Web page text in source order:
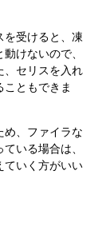
を受けると、凍
けないので、
、セリスを入れ
ともできま
め、ファイラな
いる場合は、
ていく方がいい